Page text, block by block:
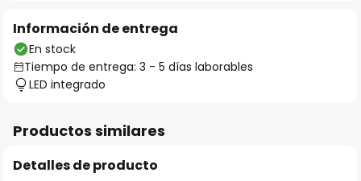
Información de entrega
En stock
Tiempo de entrega: 3 - 5 días laborables
LED integrado
Productos similares
Detalles de producto